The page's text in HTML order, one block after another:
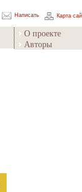
Написать Карта
О проекте
Авторы